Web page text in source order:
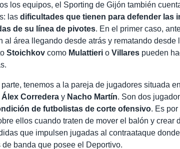
los equipos, el Sporting de Gijón también
lasdificultades que tienen para defender las
de su línea de pivotes. En el primer caso,
al área llegando desde atrás y rematando desde
Stoichkov como Mulattieri oVillares pueden
tenemos a la pareja de jugadores situada
Álex Corredera y Nacho Martín. Son dos
de futbolistas de corte ofensivo. Es
ellos cuando traten de mover el balón y crear
que impulsen jugadas al contraataque
de banda que posee el Deportivo.